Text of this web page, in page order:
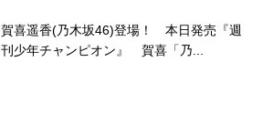
賀喜遥香(乃木坂46)登場！ 本日発売『週
刊少年チャンピオン』 賀喜「乃...